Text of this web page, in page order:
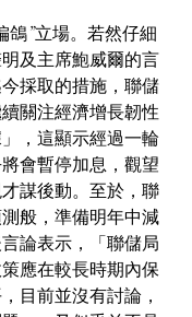
鴿”立場。若然仔細
及主席鮑威爾的言
採取的措施，聯儲
關注經濟增長韌性
，這顯示經過一輪
會暫停加息，觀望
謀後動。至於，聯
般，準備明年中減
論表示，「聯儲局
應在較長時期內保
目前並沒有討論，